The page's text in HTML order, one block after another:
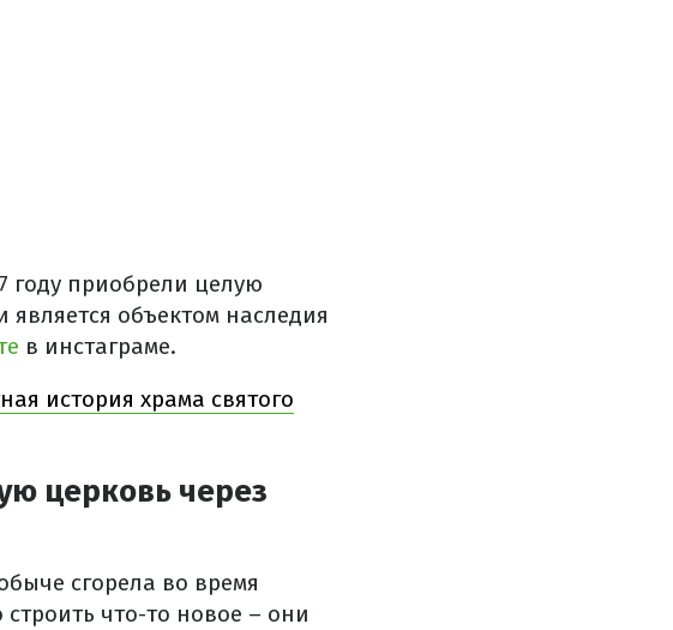
году приобрели целую
объектом наследия
в инстаграме.
история храма святого
церковь через
сгорела во время
что-то новое – они